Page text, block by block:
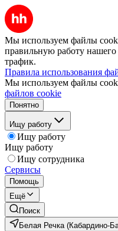
Мы используем файлы
правильную работу нашего
трафик.
Правила использования
Мы используем файлы
файлов cookie
Понятно
Ищу работу
Ищу работу
Ищу работу
Ищу сотрудника
Сервисы
Помощь
Ещё
Поиск
Белая Речка (Кабардино-